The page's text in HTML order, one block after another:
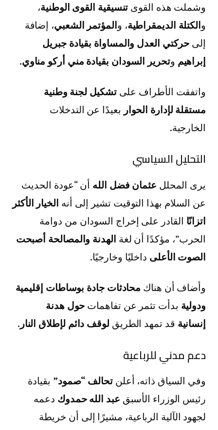
وشملت هذه القوى تنسيقية القوى الوطنية،
والكتلة الديمقراطية، والمؤتمر الشعبي، إضافة
إلى حركتي العدل والمساواة بقيادة جبريل
إبراهيم وتحرير السودان بقيادة مني أركو مناوي.
واتفقت الأطراف علىتشكيل لجنة وطنية
مستقلة لإدارة الحوار بعيدًا عن التدخلات
الخارجية.
التحليل السياسي
يرى المحلل عثمان فضل الله أن “عودة الحديث
عن السلام بهذا التوقيت تشير إلى أنه الخيار الأكثر
اتزانًا القادر على إخراج السودان من دوامة
الحرب”، مؤكدًا أن لغة الهدنة والمصالحة أصبحت
الصوت الأعلى داخليًا وخارجيًا.
وأضاف أن هناك محادثات جادة بوساطات إقليمية
ودولية بدأت تثمر عن تفاهمات حول هدنة
إنسانية قد تمهد الطريق لوقف دائم لإطلاق النار .
دعم مدني للرباعية
وفي السياق ذاته، أعلنتحالف “صمود” بقيادة
رئيس الوزراء الأسبق عبد الله حمدوك دعمه
لجهود الآلية الرباعية، مشيرًا إلى أن خريطة